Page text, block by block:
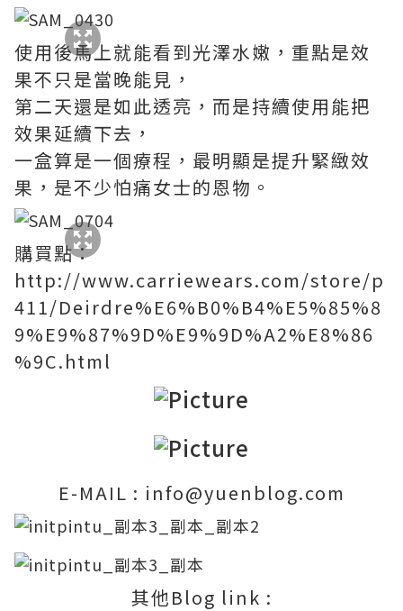
使用後馬上就能看到光澤水嫩，重點是效
果不只是當晚能見，
第二天還是如此透亮，而是持續使用能把
效果延續下去，
一盒算是一個療程，最明顯是提升緊緻效
果，是不少怕痛女士的恩物。
購買點：
http://www.carriewears.com/store/p
411/Deirdre%E6%B0%B4%E5%85%8
9%E9%87%9D%E9%9D%A2%E8%86
%9C.html
E-MAIL : info@yuenblog.com
其他Blog link :